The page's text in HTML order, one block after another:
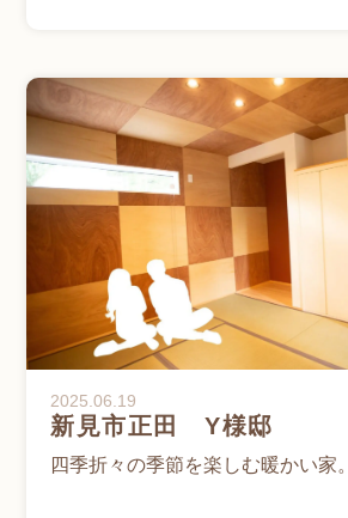
2025.06.19
新見市正田 Y様邸
四季折々の季節を楽しむ暖かい家。